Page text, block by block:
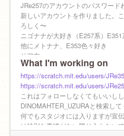
JRe257のアカウントのパスワード
新しいアカウントを作りました。
ろしく〜
ニゴナナが大好き（E257系）E351
他にメトナナ、E353色々好き
リア友
https://scratch.mit.edu/projects/
tyuuitidesu
What I'm working on
https://scratch.mit.edu/users/
https://scratch.mit.edu/users/
これはフォローしなくてもいいし
DINOMAHTER_UZURAと検索して
何でもスタジオには入りますが宣
は特別な事情がない限り入らない